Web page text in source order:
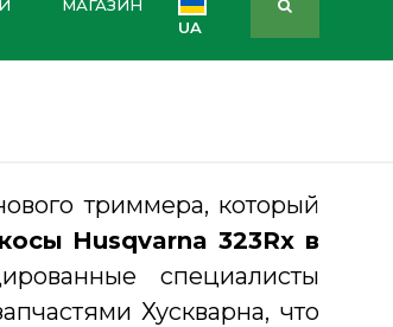
МАГАЗИН
UA
триммера, который
Husqvarna 323Rx в
специалисты
Хускварна, что